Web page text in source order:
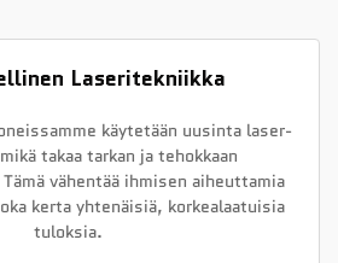
Laseritekniikka
käytetään uusinta laser-
takaa tarkan ja tehokkaan
vähentää ihmisen aiheuttamia
kerta yhtenäisiä, korkealaatuisia
tuloksia.